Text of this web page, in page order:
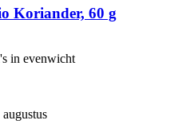
Koriander, 60 g
in evenwicht